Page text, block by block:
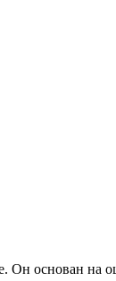
Он основан на